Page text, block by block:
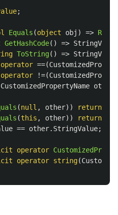
;
Equals (object obj ) =>
GetHashCode() => StringValue
ToString() => StringValue
operator ==(
operator !=(
CustomizedPropertyName other
(null , other)) return
(this , other)) return
== other. StringValue;
operator
operator string(